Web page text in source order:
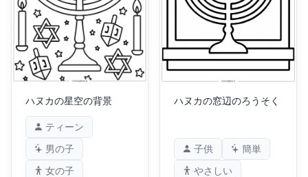
ハヌカの星空の背景
ティーン
男の子
女の子
ハヌカの窓辺のろうそく
子供
簡単
やさしい